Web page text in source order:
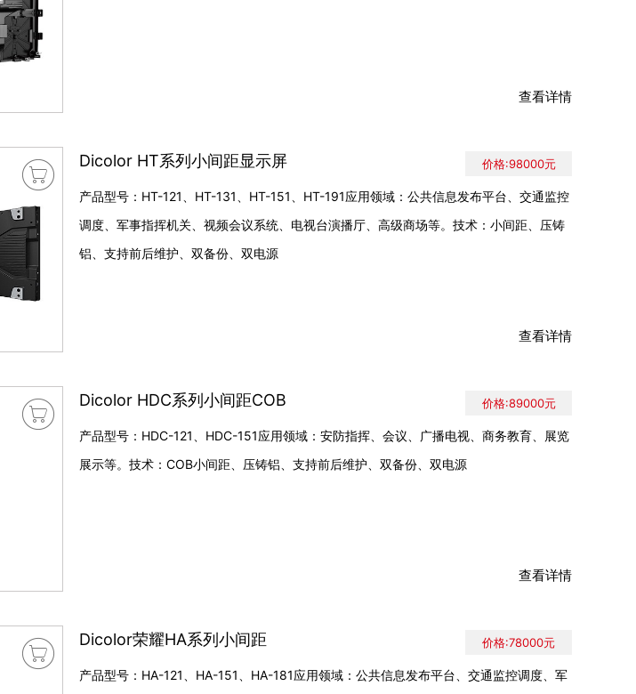
查看详情
 Dicolor HT系列小间距显示屏
产品型号：HT-121、HT-131、HT-151、HT-191应用领域：公共信息发布平台、交通监控
调度、军事指挥机关、视频会议系统、电视台演播厅、高级商场等。技术：小间距、压铸
铝、支持前后维护、双备份、双电源
价格:98000元
查看详情
 Dicolor HDC系列小间距COB
产品型号：HDC-121、HDC-151应用领域：安防指挥、会议、广播电视、商务教育、展览
展示等。技术：COB小间距、压铸铝、支持前后维护、双备份、双电源
价格:89000元
查看详情
 Dicolor荣耀HA系列小间距
产品型号：HA-121、HA-151、HA-181应用领域：公共信息发布平台、交通监控调度、军
价格:78000元